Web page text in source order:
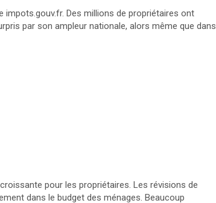
Des millions de propriétaires ont
par son ampleur nationale, alors même que dans
pour les propriétaires. Les révisions de
dans le budget des ménages. Beaucoup